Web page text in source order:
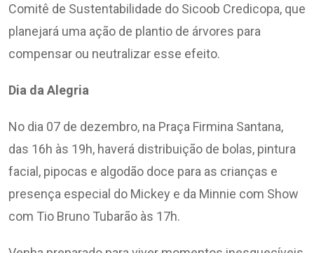
Comitê de Sustentabilidade do Sicoob Credicopa, que
planejará uma ação de plantio de árvores para
compensar ou neutralizar esse efeito.
Dia da Alegria
No dia 07 de dezembro, na Praça Firmina Santana,
das 16h às 19h, haverá distribuição de bolas, pintura
facial, pipocas e algodão doce para as crianças e
presença especial do Mickey e da Minnie com Show
com Tio Bruno Tubarão às 17h.